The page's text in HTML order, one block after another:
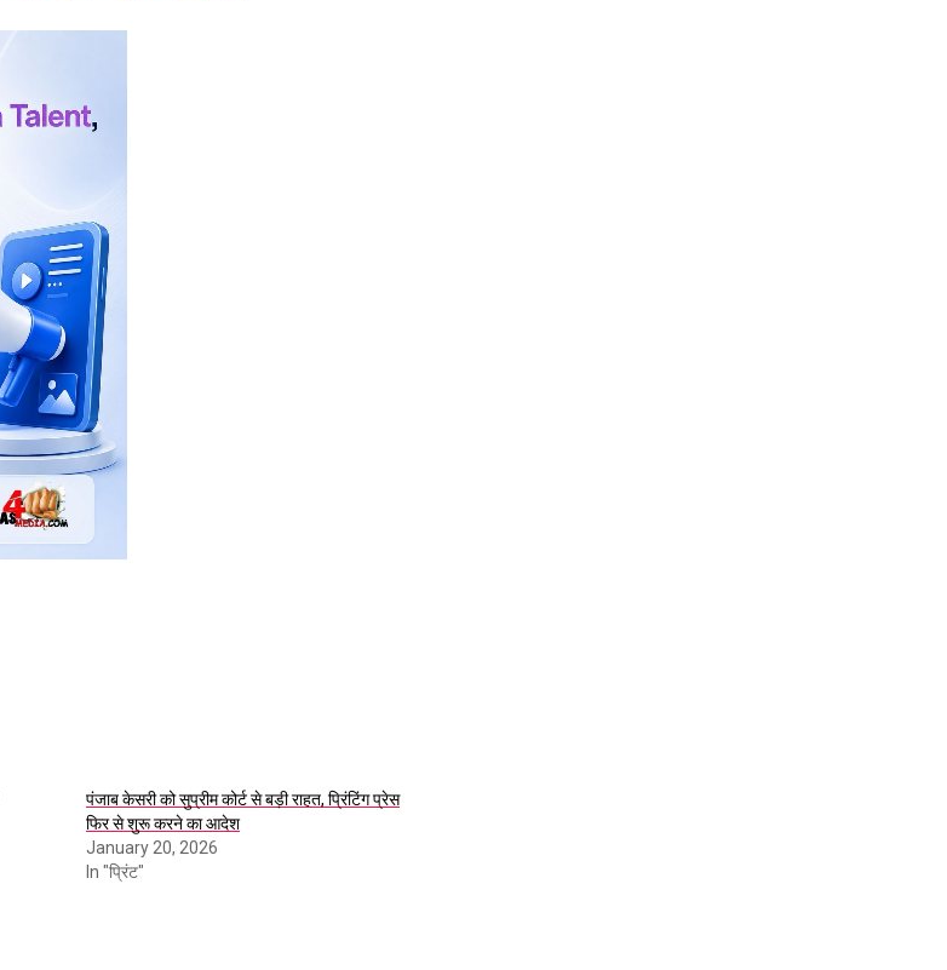
पंजाब केसरी को सुप्रीम कोर्ट से बड़ी राहत, प्रिंटिंग प्रेस
फिर से शुरू करने का आदेश
January 20, 2026
In "प्रिंट"